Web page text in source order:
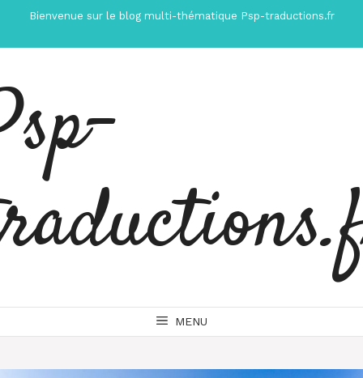
contenu
Bienvenue sur le blog multi-thématique Psp-traductions.fr
MENU